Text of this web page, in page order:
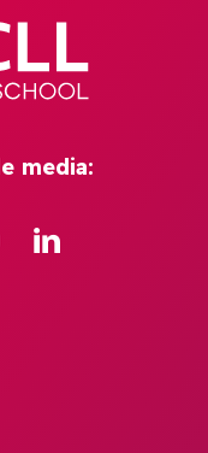
media:
YouTube